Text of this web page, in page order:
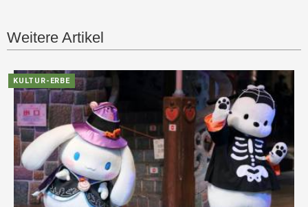
Weitere Artikel
KULTUR-ERBE